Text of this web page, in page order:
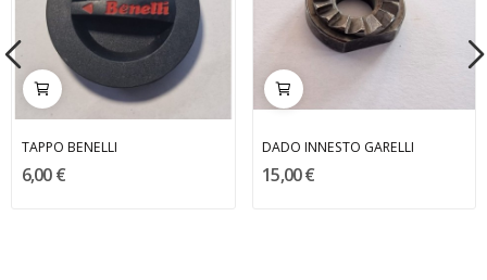
TAPPO BENELLI
6,00 €
DADO INNESTO GARELLI
15,00 €